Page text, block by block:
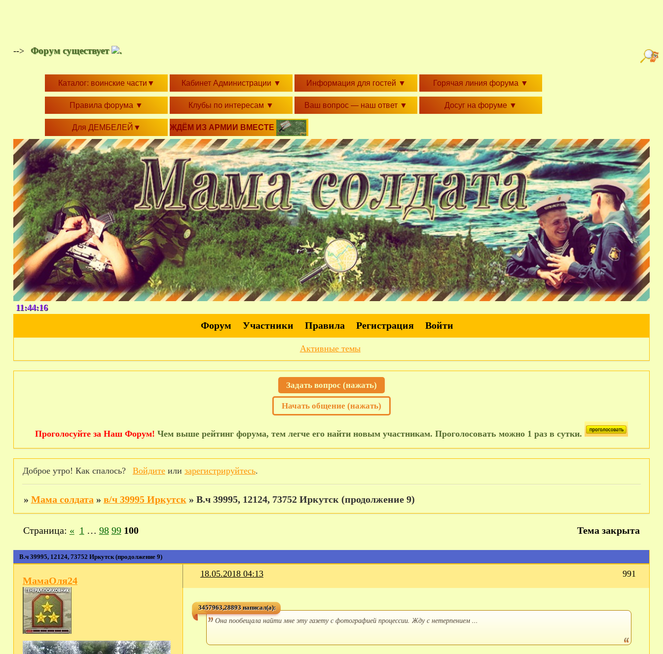
--> Форум существует .
Каталог: воинские части ▼ Кабинет Администрации ▼ Информация для гостей ▼ Горячая линия форума ▼
Правила форума ▼ Клубы по интересам ▼ Ваш вопрос — наш ответ ▼ Досуг на форуме ▼
Для ДЕМБЕЛЕЙ ▼ ЖДЁМ ИЗ АРМИИ ВМЕСТЕ
11:44:17
Форум Участники Правила Регистрация Войти
Активные темы
Задать вопрос (нажать)
Начать общение (нажать)
Проголосуйте за Наш Форум! Чем выше рейтинг форума, тем легче его найти новым участникам. Проголосовать можно 1 раз в сутки.
Доброе утро! Как спалось? Войдитеили зарегистрируйтесь.
» Мама солдата » в/ч 39995 Иркутск » В.ч 39995, 12124, 73752 Иркутск (продолжение 9)
В.ч 39995, 12124, 73752 Иркутск (продолжение 9)
Страница: « 1 … 98 99 100 Тема закрыта
991
18.05.2018 04:13
МамаОля24
3457963,28893 написал(а):
Она пообещала найти мне эту газету с фотографией процессии. Жду с нетерпением ...